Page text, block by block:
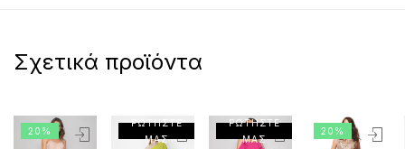
Σχετικά προϊόντα
20%
ΡΩΤΗΣΤΕ
ΜΑΣ
ΡΩΤΗΣΤΕ
ΜΑΣ
20%